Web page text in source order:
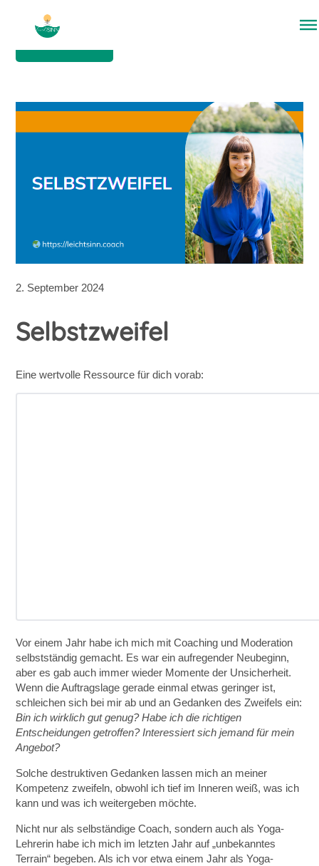
2. September 2024
Selbstzweifel
Eine wertvolle Ressource für dich vorab:
Vor einem Jahr habe ich mich mit Coaching und Moderation
selbstständig gemacht. Es war ein aufregender Neubeginn,
aber es gab auch immer wieder Momente der Unsicherheit.
Wenn die Auftragslage gerade einmal etwas geringer ist,
schleichen sich bei mir ab und an Gedanken des Zweifels ein:
Bin ich wirklich gut genug? Habe ich die richtigen
Entscheidungen getroffen? Interessiert sich jemand für mein
Angebot?
Solche destruktiven Gedanken lassen mich an meiner
Kompetenz zweifeln, obwohl ich tief im Inneren weiß, was ich
kann und was ich weitergeben möchte.
Nicht nur als selbständige Coach, sondern auch als Yoga-
Lehrerin habe ich mich im letzten Jahr auf „unbekanntes
Terrain“ begeben. Als ich vor etwa einem Jahr als Yoga-